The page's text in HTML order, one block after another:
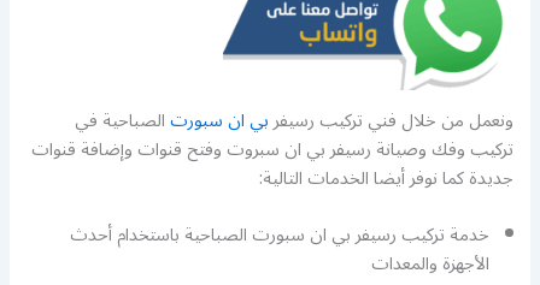
ونعمل من خلال فني تركيب رسيفربي ان سبورتالصباحية في
تركيب وفك وصيانة رسيفر بي ان سبروت وفتح قنوات وإضافة قنوات
جديدة كما نوفر أيضا الخدمات التالية:
خدمة تركيب رسيفر بي ان سبورت الصباحية باستخدام أحدث
الأجهزة والمعدات